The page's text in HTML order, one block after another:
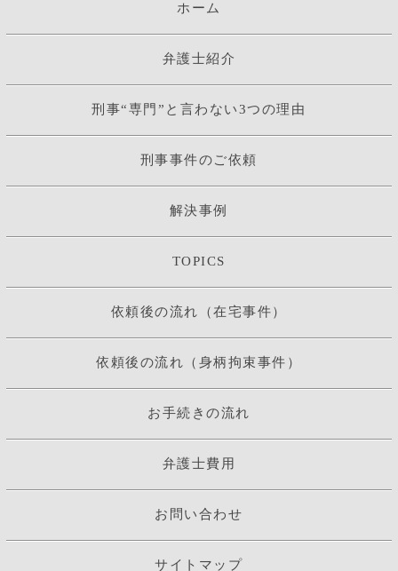
ホーム
弁護士紹介
刑事“専門”と言わない3つの理由
刑事事件のご依頼
解決事例
TOPICS
依頼後の流れ（在宅事件）
依頼後の流れ（身柄拘束事件）
お手続きの流れ
弁護士費用
お問い合わせ
サイトマップ